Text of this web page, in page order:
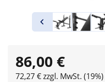
86,00 €
72,27 € zzgl. MwSt. (19%)